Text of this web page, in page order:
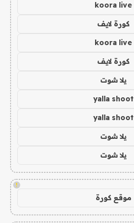
koora live
كورة لايف
koora live
كورة لايف
يلا شوت
yalla shoot
yalla shoot
يلا شوت
يلا شوت
!
موقع كورة